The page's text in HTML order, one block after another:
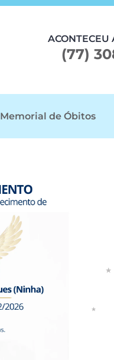
ACONTECEU
(77)
Memorial de Óbitos